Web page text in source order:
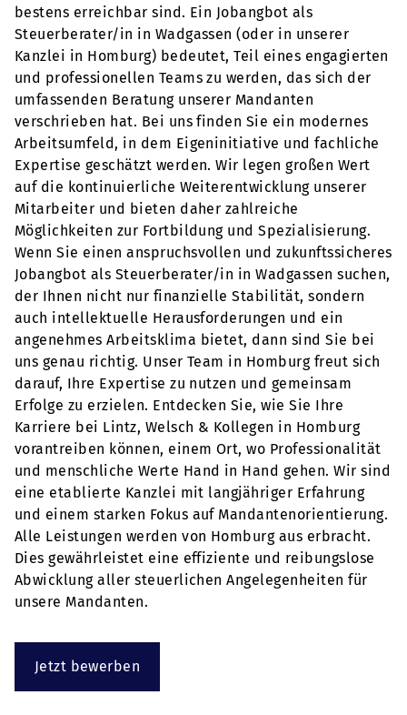
bestens erreichbar sind. Ein Jobangbot als
Steuerberater/in in Wadgassen (oder in unserer
Kanzlei in Homburg) bedeutet, Teil eines engagierten
und professionellen Teams zu werden, das sich der
umfassenden Beratung unserer Mandanten
verschrieben hat. Bei uns finden Sie ein modernes
Arbeitsumfeld, in dem Eigeninitiative und fachliche
Expertise geschätzt werden. Wir legen großen Wert
auf die kontinuierliche Weiterentwicklung unserer
Mitarbeiter und bieten daher zahlreiche
Möglichkeiten zur Fortbildung und Spezialisierung.
Wenn Sie einen anspruchsvollen und zukunftssicheres
Jobangbot als Steuerberater/in in Wadgassen suchen,
der Ihnen nicht nur finanzielle Stabilität, sondern
auch intellektuelle Herausforderungen und ein
angenehmes Arbeitsklima bietet, dann sind Sie bei
uns genau richtig. Unser Team in Homburg freut sich
darauf, Ihre Expertise zu nutzen und gemeinsam
Erfolge zu erzielen. Entdecken Sie, wie Sie Ihre
Karriere bei Lintz, Welsch & Kollegen in Homburg
vorantreiben können, einem Ort, wo Professionalität
und menschliche Werte Hand in Hand gehen. Wir sind
eine etablierte Kanzlei mit langjähriger Erfahrung
und einem starken Fokus auf Mandantenorientierung.
Alle Leistungen werden von Homburg aus erbracht.
Dies gewährleistet eine effiziente und reibungslose
Abwicklung aller steuerlichen Angelegenheiten für
unsere Mandanten.
Jetzt bewerben